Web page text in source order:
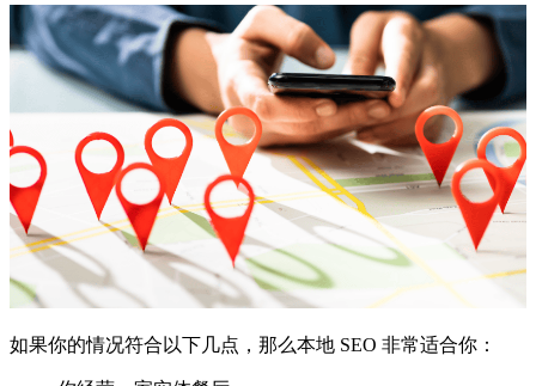
如果你的情况符合以下几点，那么本地 SEO 非常适合你：